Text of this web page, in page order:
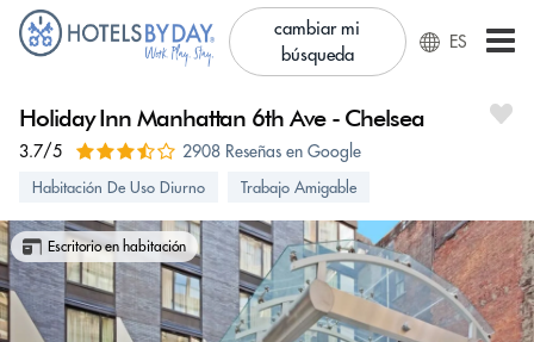
cambiar mi
búsqueda
ES
Holiday Inn Manhattan 6th Ave - Chelsea
3.7/5 2908 Reseñas en Google
Habitación De Uso Diurno Trabajo Amigable
Escritorio en habitación